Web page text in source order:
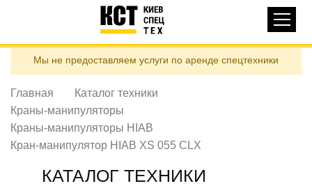
содержанию
навигация
КАТАЛОГ ТЕХНИКИ
ДОСТАВКА И ОПЛАТА
О НАС
ОТЗЫВЫ
КОНТАКТЫ
ПОЛЕЗНЫЕ СТАТЬИ
Мы не предоставляем услуги по аренде спецтехники
Главная
Каталог техники
Краны-манипуляторы
Краны-манипуляторы HIAB
Кран-манипулятор HIAB XS 055 CLX
КАТАЛОГ ТЕХНИКИ